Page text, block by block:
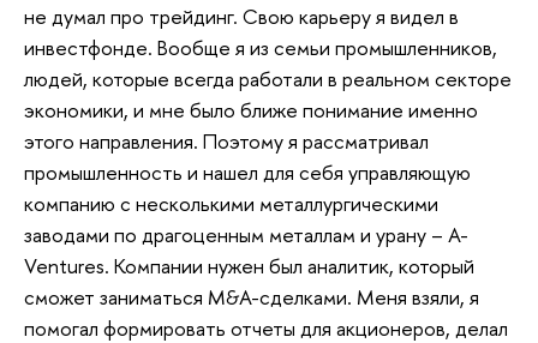
не думал про трейдинг. Свою карьеру я видел в
инвестфонде. Вообще я из семьи промышленников,
людей, которые всегда работали в реальном секторе
экономики, и мне было ближе понимание именно
этого направления. Поэтому я рассматривал
промышленность и нашел для себя управляющую
компанию с несколькими металлургическими
заводами по драгоценным металлам и урану – A-
Ventures. Компании нужен был аналитик, который
сможет заниматься M&A-сделками. Меня взяли, я
помогал формировать отчеты для акционеров, делал